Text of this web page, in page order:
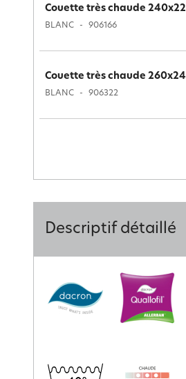
Couette très chaude
BLANC 906166
Couette très chaude
BLANC 906322
Descriptif détaillé